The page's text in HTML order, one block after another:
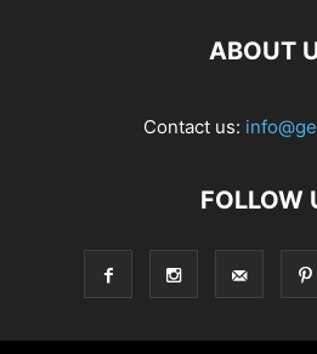
ABOUT
Contact us:
FOLLOW